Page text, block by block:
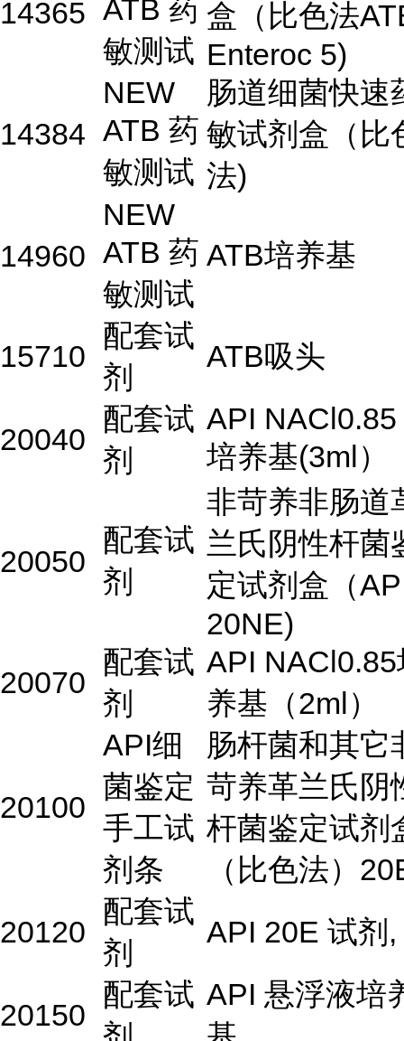
14365 ATB 药
敏测试
盒（比色法
Enteroc 5)
14384
NEW
ATB 药
敏测试
肠道细菌快速
敏试剂盒（比
法)
14960
NEW
ATB 药
敏测试
ATB培养基
15710
配套试
剂
ATB吸头
20040
配套试
剂
API NACl0.85
培养基(3ml）
20050
配套试
剂
非苛养非肠道
兰氏阴性杆菌
定试剂盒（
20NE)
20070
配套试
剂
API NACl0.85
养基（2ml）
20100
API细
菌鉴定
手工试
剂条
肠杆菌和其它
苛养革兰氏阴
杆菌鉴定试剂
（比色法）
20120
配套试
剂
API 20E 试剂,
20150
配套试 API 悬浮液培